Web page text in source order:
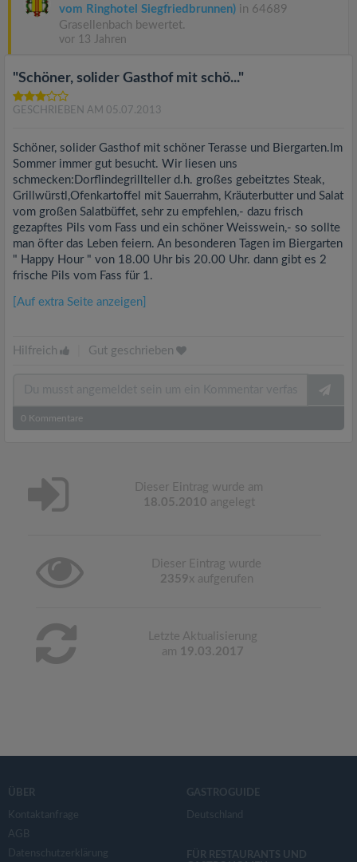
vom Ringhotel Siegfriedbrunnen) in 64689
Grasellenbach bewertet.
vor 13 Jahren
"Schöner, solider Gasthof mit schö..."
GESCHRIEBEN AM 05.07.2013
Schöner, solider Gasthof mit schöner Terasse und Biergarten.Im
Sommer immer gut besucht. Wir liesen uns
schmecken:Dorflindegrillteller d.h. großes gebeitztes Steak,
Grillwürstl,Ofenkartoffel mit Sauerrahm, Kräuterbutter und Salat
vom großen Salatbüffet, sehr zu empfehlen,- dazu frisch
gezapftes Pils vom Fass und ein schöner Weisswein,- so sollte
man öfter das Leben feiern. An besonderen Tagen im Biergarten
" Happy Hour " von 18.00 Uhr bis 20.00 Uhr. dann gibt es 2
frische Pils vom Fass für 1.
[Auf extra Seite anzeigen]
Hilfreich Gut geschrieben
0 Kommentare
Dieser Eintrag wurde am
18.05.2010 angelegt
Dieser Eintrag wurde
2359x aufgerufen
Letzte Aktualisierung
am 19.03.2017
ÜBER
Kontaktanfrage
AGB
Datenschutzerklärung
GASTROGUIDE
Deutschland
FÜR RESTAURANTS UND